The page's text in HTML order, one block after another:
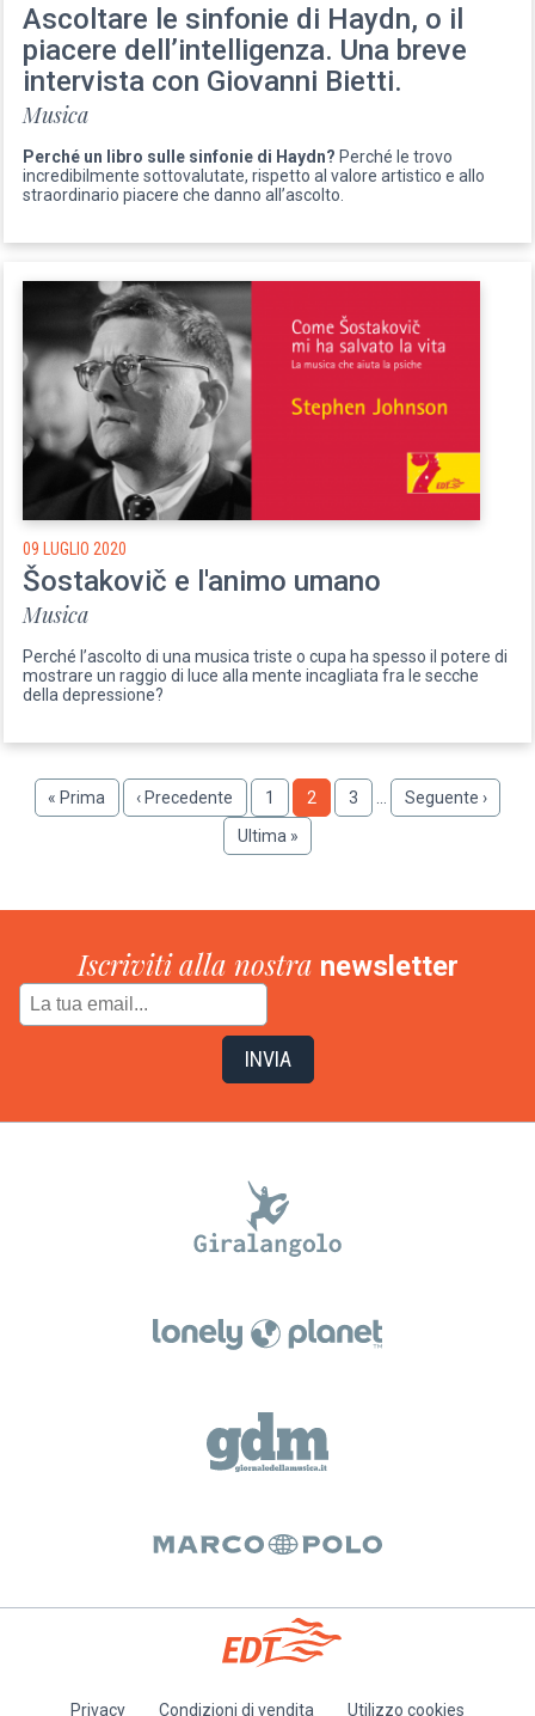
Ascoltare le sinfonie di Haydn, o il
piacere dell’intelligenza. Una breve
intervista con Giovanni Bietti.
Musica
Perché un libro sulle sinfonie di Haydn? Perché le trovo
incredibilmente sottovalutate, rispetto al valore artistico e allo
straordinario piacere che danno all’ascolto.
09 LUGLIO 2020
Šostakovič e l'animo umano
Musica
Perché l’ascolto di una musica triste o cupa ha spesso il potere di
mostrare un raggio di luce alla mente incagliata fra le secche
della depressione?
Paginazione
Prima
pagina
« Prima
Pagina
precedente
‹ Precedente Pagina
1 Pagina
2 Pagina
3
Pagina
successiva
Seguente ›
Ultima
pagina
Ultima »
Iscriviti alla nostra newsletter
Privacy Condizioni di vendita Utilizzo cookies